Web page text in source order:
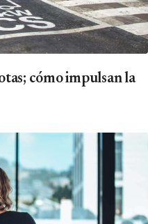
cómo impulsan la